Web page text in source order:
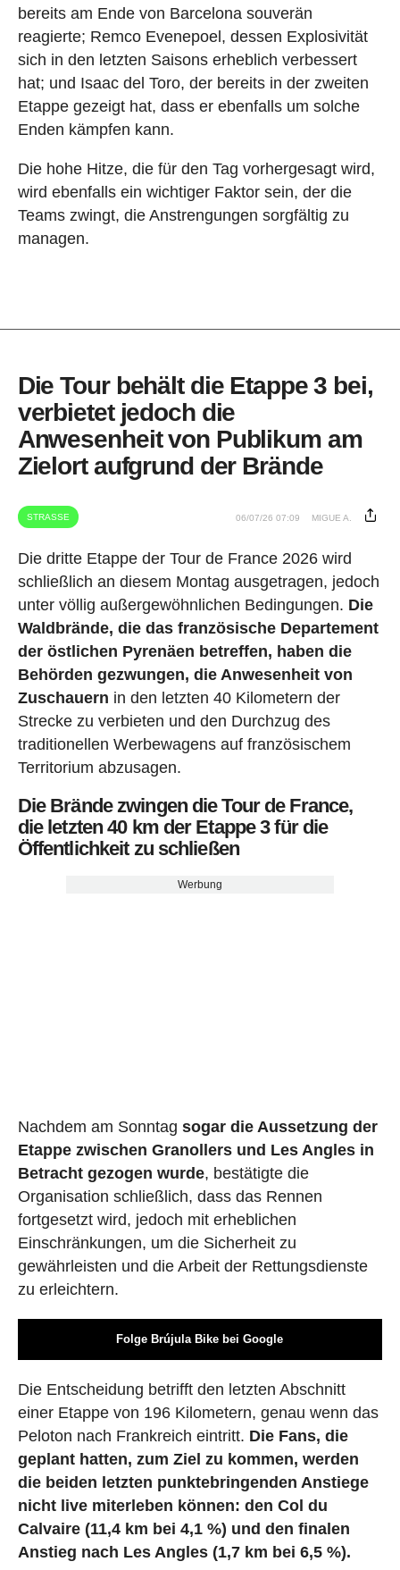
bereits am Ende von Barcelona souverän
reagierte; Remco Evenepoel, dessen Explosivität
sich in den letzten Saisons erheblich verbessert
hat; und Isaac del Toro, der bereits in der zweiten
Etappe gezeigt hat, dass er ebenfalls um solche
Enden kämpfen kann.
Die hohe Hitze, die für den Tag vorhergesagt wird,
wird ebenfalls ein wichtiger Faktor sein, der die
Teams zwingt, die Anstrengungen sorgfältig zu
managen.
Die Tour behält die Etappe 3 bei,
verbietet jedoch die
Anwesenheit von Publikum am
Zielort aufgrund der Brände
STRASSE 06/07/26 07:09 MIGUE A.
Die dritte Etappe der Tour de France 2026 wird
schließlich an diesem Montag ausgetragen, jedoch
unter völlig außergewöhnlichen Bedingungen. Die
Waldbrände, die das französische Departement
der östlichen Pyrenäen betreffen, haben die
Behörden gezwungen, die Anwesenheit von
Zuschauern in den letzten 40 Kilometern der
Strecke zu verbieten und den Durchzug des
traditionellen Werbewagens auf französischem
Territorium abzusagen.
Die Brände zwingen die Tour de France,
die letzten 40 km der Etappe 3 für die
Öffentlichkeit zu schließen
Werbung
Nachdem am Sonntag sogar die Aussetzung der
Etappe zwischen Granollers und Les Angles in
Betracht gezogen wurde, bestätigte die
Organisation schließlich, dass das Rennen
fortgesetzt wird, jedoch mit erheblichen
Einschränkungen, um die Sicherheit zu
gewährleisten und die Arbeit der Rettungsdienste
zu erleichtern.
Folge Brújula Bike bei Google
Die Entscheidung betrifft den letzten Abschnitt
einer Etappe von 196 Kilometern, genau wenn das
Peloton nach Frankreich eintritt. Die Fans, die
geplant hatten, zum Ziel zu kommen, werden
die beiden letzten punktebringenden Anstiege
nicht live miterleben können: den Col du
Calvaire (11,4 km bei 4,1 %) und den finalen
Anstieg nach Les Angles (1,7 km bei 6,5 %).